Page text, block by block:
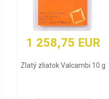
1 258,75 EUR
Zlatý zliatok Valcambi 10 g